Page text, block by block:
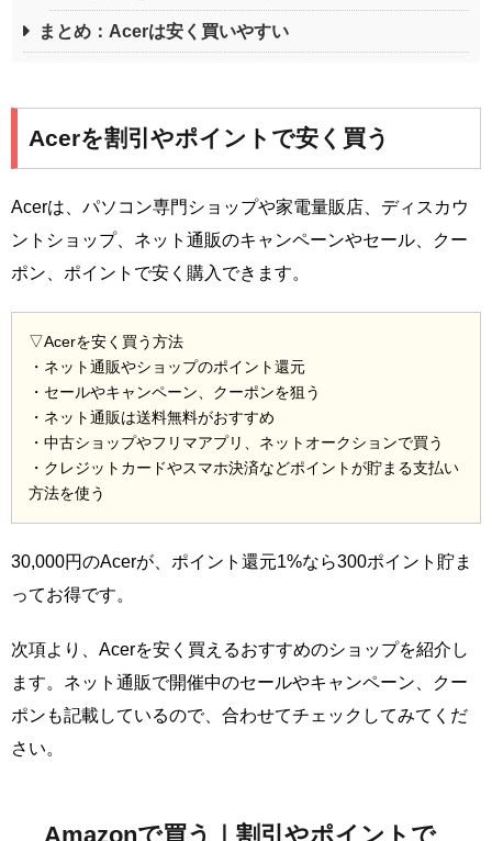
まとめ：Acerは安く買いやすい
Acerを割引やポイントで安く買う
Acerは、パソコン専門ショップや家電量販店、ディスカウ
ントショップ、ネット通販のキャンペーンやセール、クー
ポン、ポイントで安く購入できます。
▽Acerを安く買う方法
・ネット通販やショップのポイント還元
・セールやキャンペーン、クーポンを狙う
・ネット通販は送料無料がおすすめ
・中古ショップやフリマアプリ、ネットオークションで買う
・クレジットカードやスマホ決済などポイントが貯まる支払い
方法を使う
30,000円のAcerが、ポイント還元1%なら300ポイント貯ま
ってお得です。
次項より、Acerを安く買えるおすすめのショップを紹介し
ます。ネット通販で開催中のセールやキャンペーン、クー
ポンも記載しているので、合わせてチェックしてみてくだ
さい。
Amazonで買う｜割引やポイントで